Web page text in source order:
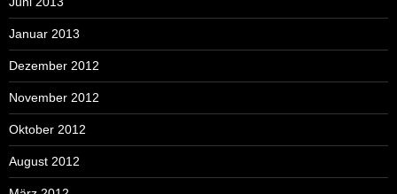
Januar 2013
Dezember 2012
November 2012
Oktober 2012
August 2012